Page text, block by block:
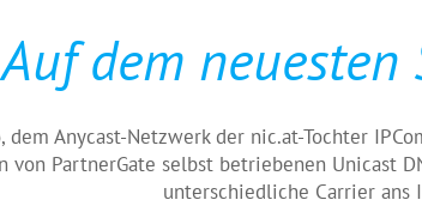
Auf dem neuesten
dem Anycast-Netzwerk der nic.at-Tochter
von PartnerGate selbst betriebenen Unicast
unterschiedliche Carrier ans